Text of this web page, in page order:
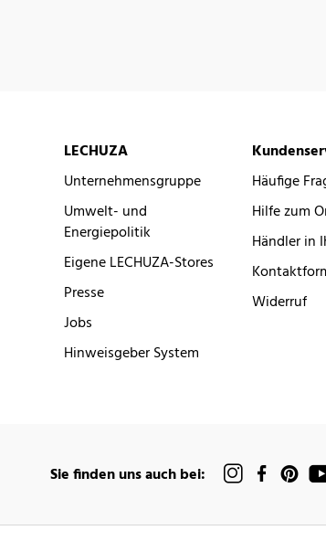
LECHUZA
Unternehmensgruppe
Umwelt- und
Energiepolitik
Eigene LECHUZA-Stores
Presse
Jobs
Hinweisgeber System
Häufige
Hilfe zum
Händler in
Widerruf
Sie finden uns auch bei: